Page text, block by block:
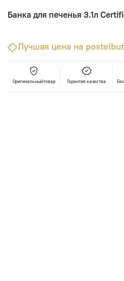
Банка для печенья 3.1л
Лучшая цена на
Оригинальный товар Гарантия качества